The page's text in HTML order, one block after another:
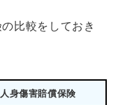
比較をしておき
人身傷害賠償保険